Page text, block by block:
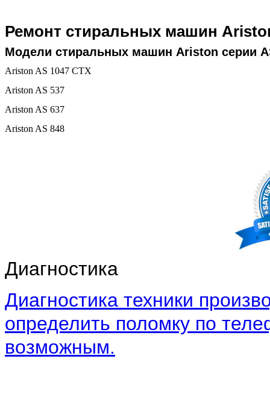
Ремонт стиральных машин
Модели стиральных машин Ariston серии
Ariston AS 1047 CTX
Ariston AS 537
Ariston AS 637
Ariston AS 848
Диагностика
Диагностика техники
определить поломку по
возможным.